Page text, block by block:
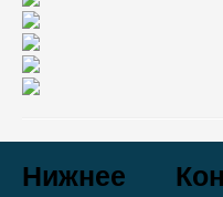
Нижнее